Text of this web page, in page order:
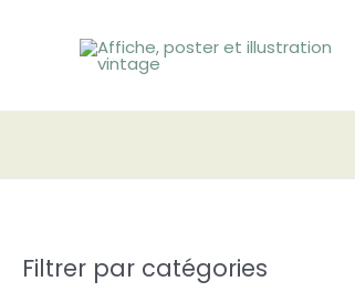
Filtrer par catégories